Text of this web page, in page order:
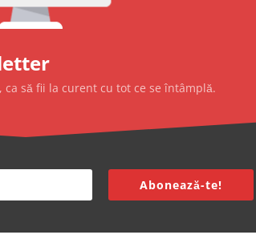
să fii la curent cu tot ce se întâmplă.
Abonează-te!